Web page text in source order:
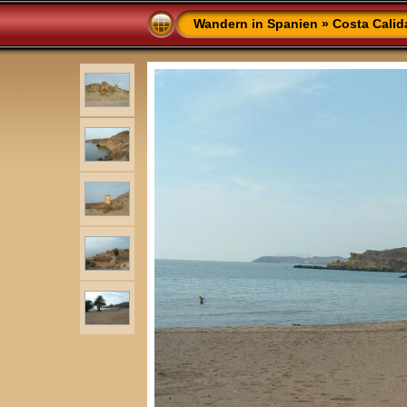
Wandern in Spanien » Costa